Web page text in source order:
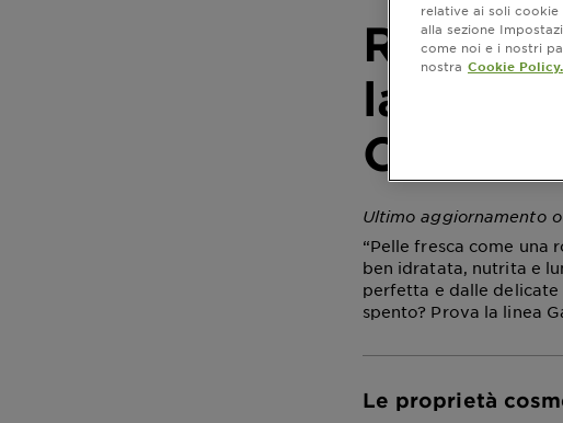
Ritrova
la
Canina
Ultimo aggiornamento
“Pelle fresca come una
ben idratata, nutrita e
perfetta e dalle delicate
spento? Prova la linea
Le proprietà
relative ai soli
alla sezione
come noi e i nostri
nostra Cookie Policy.